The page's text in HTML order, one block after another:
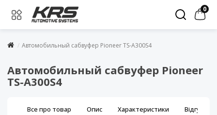
0
Автомобильный сабвуфер Pioneer TS-А300S4
Автомобильный сабвуфер Pioneer
TS-А300S4
Все про товар Опис Характеристики Відгуки (0)